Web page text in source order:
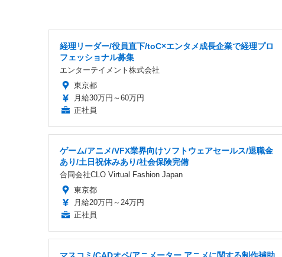
経理リーダー/役員直下/toC×エンタメ成長企業で経理プロ
フェッショナル募集
エンターテイメント株式会社
東京都
月給30万円～60万円
正社員
ゲーム/アニメ/VFX業界向けソフトウェアセールス/退職金
あり/土日祝休みあり/社会保険完備
合同会社CLO Virtual Fashion Japan
東京都
月給20万円～24万円
正社員